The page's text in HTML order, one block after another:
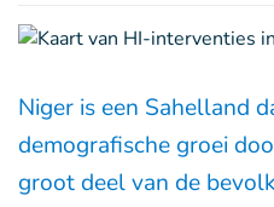
Niger is een Sahelland
demografische groei
groot deel van de